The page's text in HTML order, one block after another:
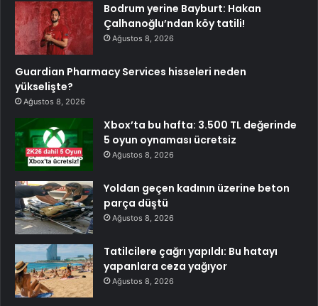
Bodrum yerine Bayburt: Hakan
Çalhanoğlu’ndan köy tatili!
Ağustos 8, 2026
Guardian Pharmacy Services hisseleri neden
yükselişte?
Ağustos 8, 2026
Xbox’ta bu hafta: 3.500 TL değerinde
5 oyun oynaması ücretsiz
Ağustos 8, 2026
Yoldan geçen kadının üzerine beton
parça düştü
Ağustos 8, 2026
Tatilcilere çağrı yapıldı: Bu hatayı
yapanlara ceza yağıyor
Ağustos 8, 2026